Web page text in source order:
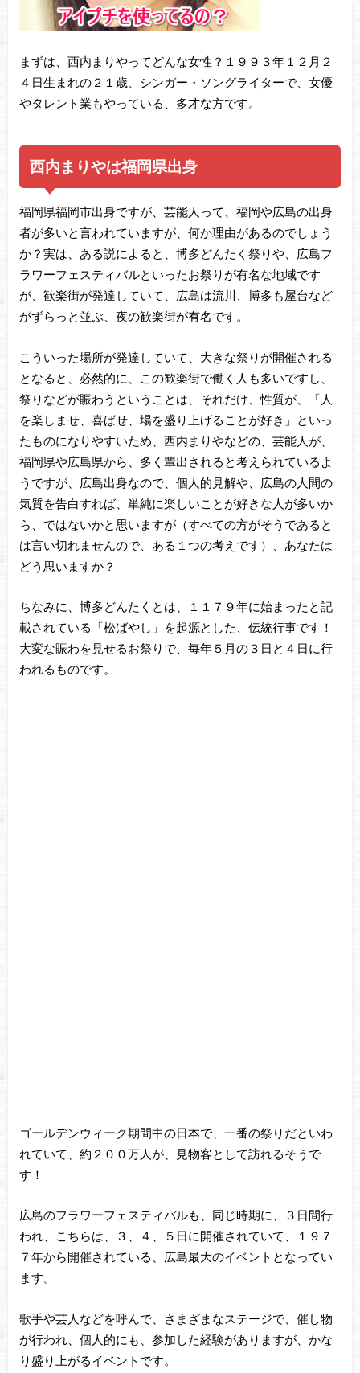
まずは、西内まりやってどんな女性？１９９３年１２月２
４日生まれの２１歳、シンガー・ソングライターで、女優
やタレント業もやっている、多才な方です。
西内まりやは福岡県出身
福岡県福岡市出身ですが、芸能人って、福岡や広島の出身
者が多いと言われていますが、何か理由があるのでしょう
か？実は、ある説によると、博多どんたく祭りや、広島フ
ラワーフェスティバルといったお祭りが有名な地域です
が、歓楽街が発達していて、広島は流川、博多も屋台など
がずらっと並ぶ、夜の歓楽街が有名です。
こういった場所が発達していて、大きな祭りが開催される
となると、必然的に、この歓楽街で働く人も多いですし、
祭りなどが賑わうということは、それだけ、性質が、「人
を楽しませ、喜ばせ、場を盛り上げることが好き」といっ
たものになりやすいため、西内まりやなどの、芸能人が、
福岡県や広島県から、多く輩出されると考えられているよ
うですが、広島出身なので、個人的見解や、広島の人間の
気質を告白すれば、単純に楽しいことが好きな人が多いか
ら、ではないかと思いますが（すべての方がそうであると
は言い切れませんので、ある１つの考えです）、あなたは
どう思いますか？
ちなみに、博多どんたくとは、１１７９年に始まったと記
載されている「松ばやし」を起源とした、伝統行事です！
大変な賑わを見せるお祭りで、毎年５月の３日と４日に行
われるものです。
ゴールデンウィーク期間中の日本で、一番の祭りだといわ
れていて、約２００万人が、見物客として訪れるそうで
す！
広島のフラワーフェスティバルも、同じ時期に、３日間行
われ、こちらは、３、４、５日に開催されていて、１９７
７年から開催されている、広島最大のイベントとなってい
ます。
歌手や芸人などを呼んで、さまざまなステージで、催し物
が行われ、個人的にも、参加した経験がありますが、かな
り盛り上がるイベントです。